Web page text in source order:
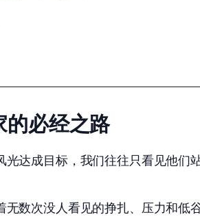
的必经之路
达成目标，我们往往只看见他们
数次没人看见的挣扎、压力和低